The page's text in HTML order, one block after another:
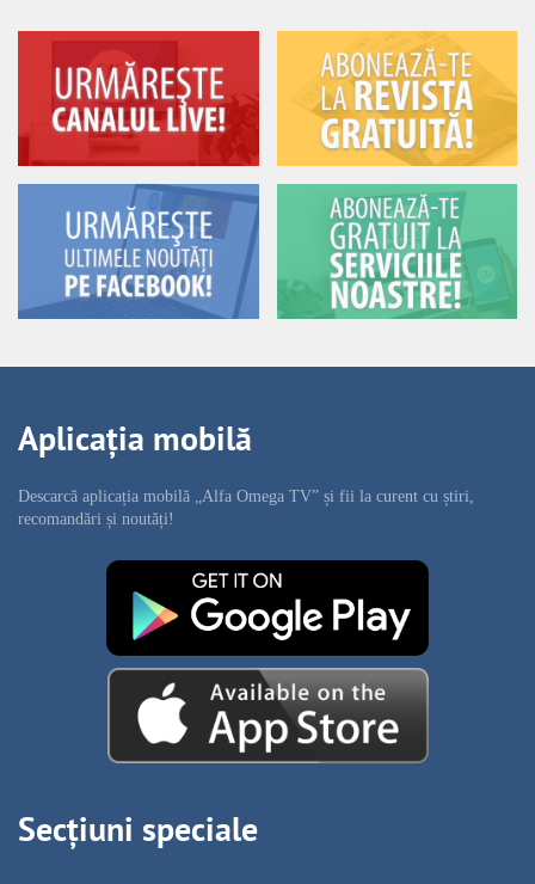
Aplicația mobilă
Descarcă aplicația mobilă „Alfa Omega TV” și fii la curent cu știri,
recomandări și noutăți!
Secțiuni speciale